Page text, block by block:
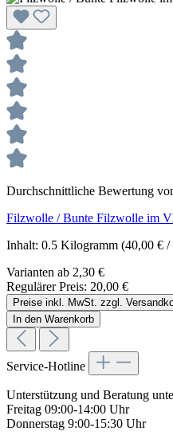
Durchschnittliche Bewertung
Filzwolle / Bunte Filzwolle im
Inhalt: 0.5 Kilogramm (40,00 €
Varianten ab 2,30 €
Regulärer Preis: 20,00 €
Preise inkl. MwSt. zzgl.
In den Warenkorb
Service-Hotline
Unterstützung und Beratung
Freitag 09:00-14:00 Uhr
Donnerstag 9:00-15:30 Uhr